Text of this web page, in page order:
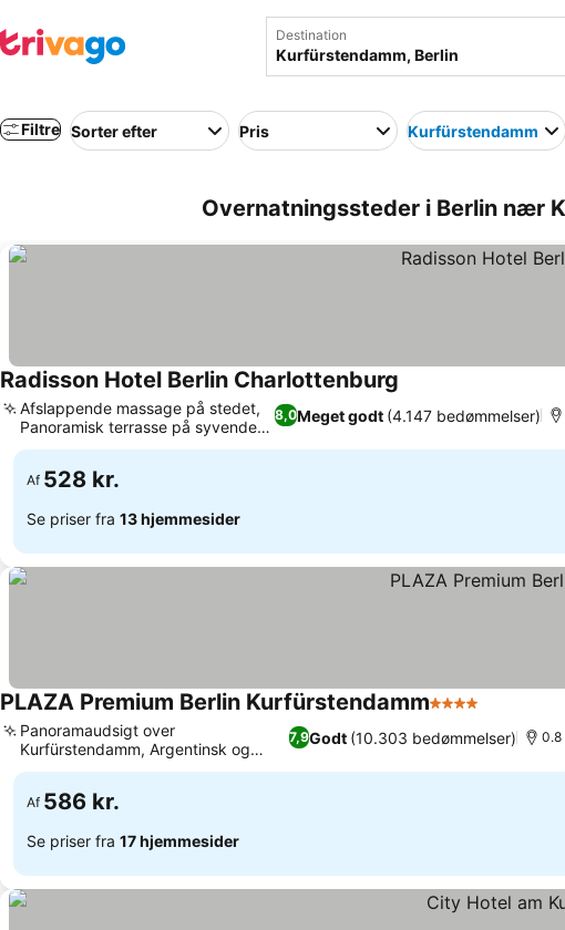
Destination
Filtre Sorter efter Pris Kurfürstendamm
Overnatningssteder i Berlin nær
Radisson Hotel Berlin Charlottenburg
8,0Meget godt (4.147 bedømmelser)
Afslappende massage på stedet,
Panoramisk terrasse på syvende
etage
Af 528 kr.
Se priser fra 13 hjemmesider
PLAZA Premium Berlin Kurfürstendamm4 Stjerner
7,9Godt (10.303 bedømmelser)
Panoramaudsigt over
Kurfürstendamm, Argentinsk og
spansk gastronomi
0.8
Af 586 kr.
Se priser fra 17 hjemmesider